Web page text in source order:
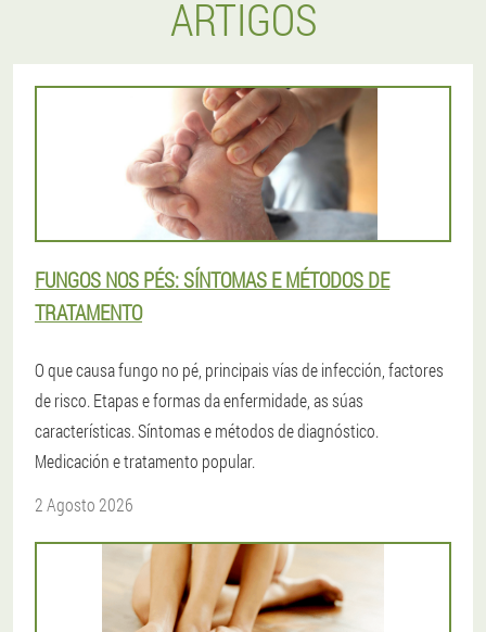
ARTIGOS
FUNGOS NOS PÉS: SÍNTOMAS E MÉTODOS DE
TRATAMENTO
O que causa fungo no pé, principais vías de infección, factores
de risco. Etapas e formas da enfermidade, as súas
características. Síntomas e métodos de diagnóstico.
Medicación e tratamento popular.
2 Agosto 2026